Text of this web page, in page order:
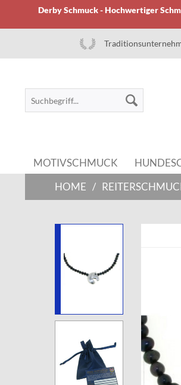
Derby Schmuck - Hochwertiger
MOTIVSCHMUCK
HOME /